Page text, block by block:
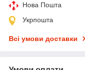
Нова Пошта
Укрпошта
Всі умови доставки